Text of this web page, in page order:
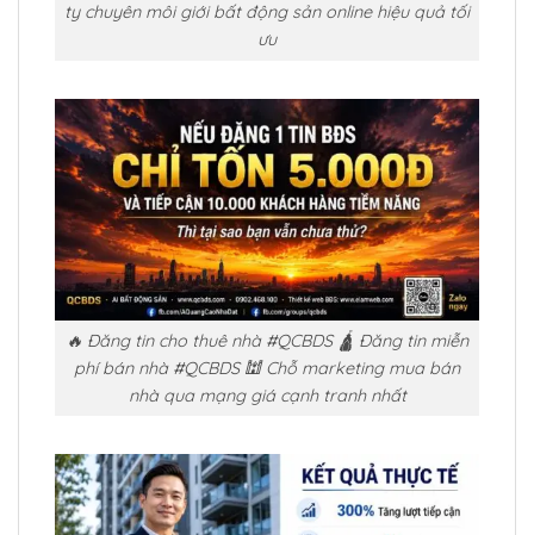
ty chuyên môi giới bất động sản online hiệu quả tối
ưu
🔥 Đăng tin cho thuê nhà #QCBDS 🛕 Đăng tin miễn
phí bán nhà #QCBDS 🕍 Chỗ marketing mua bán
nhà qua mạng giá cạnh tranh nhất